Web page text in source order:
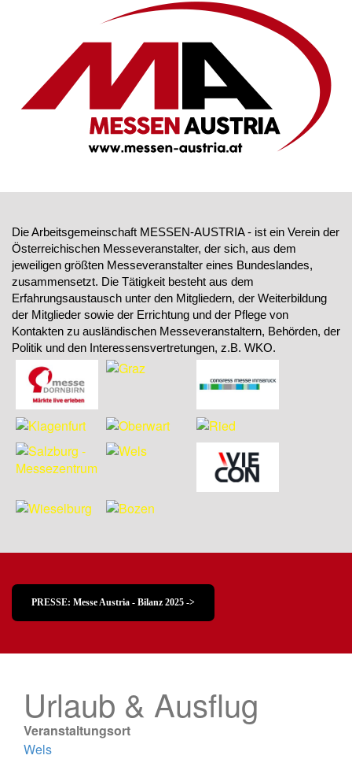
Die Arbeitsgemeinschaft MESSEN-AUSTRIA - ist ein Verein der
Österreichischen Messeveranstalter, der sich, aus dem
jeweiligen größten Messeveranstalter eines Bundeslandes,
zusammensetzt. Die Tätigkeit besteht aus dem
Erfahrungsaustausch unter den Mitgliedern, der Weiterbildung
der Mitglieder sowie der Errichtung und der Pflege von
Kontakten zu ausländischen Messeveranstaltern, Behörden, der
Politik und den Interessensvertretungen, z.B. WKO.
PRESSE: Messe Austria - Bilanz 2025 ->
Urlaub & Ausflug
Veranstaltungsort
Wels